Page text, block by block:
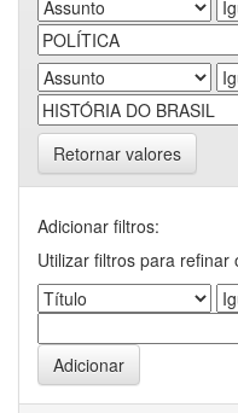
Retornar valores
Adicionar filtros:
Utilizar filtros para refinar